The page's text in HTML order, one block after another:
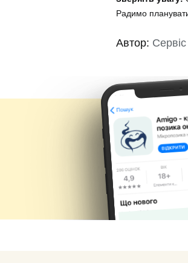
Радимо
Автор: